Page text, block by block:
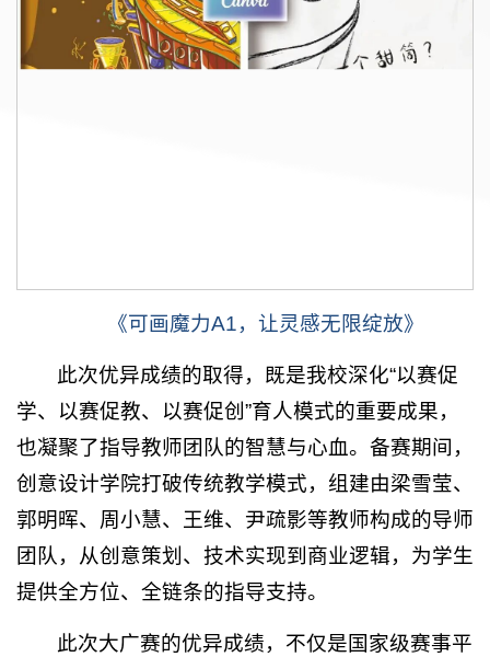
《可画魔力A1，让灵感无限绽放》
此次优异成绩的取得，既是我校深化“以赛促
学、以赛促教、以赛促创”育人模式的重要成果，
也凝聚了指导教师团队的智慧与心血。备赛期间，
创意设计学院打破传统教学模式，组建由梁雪莹、
郭明晖、周小慧、王维、尹疏影等教师构成的导师
团队，从创意策划、技术实现到商业逻辑，为学生
提供全方位、全链条的指导支持。
此次大广赛的优异成绩，不仅是国家级赛事平